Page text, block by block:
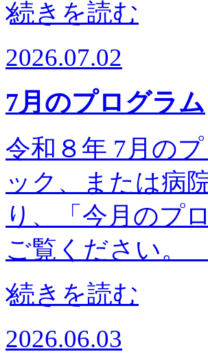
続きを読む
2026.07.02
7月のプログラム
令和８年 7月の
ック、または病
り、「今月のプ
ご覧ください
続きを読む
2026.06.03